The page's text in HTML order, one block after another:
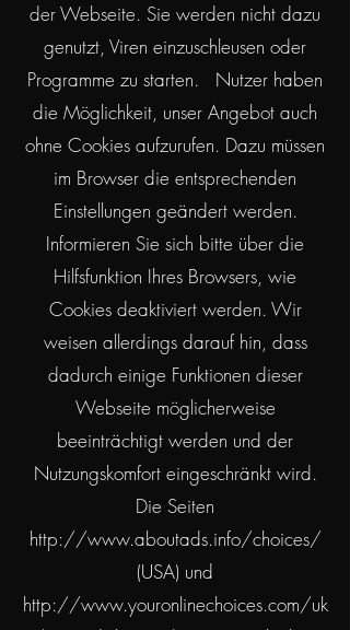
der Webseite. Sie werden nicht dazu
genutzt, Viren einzuschleusen oder
Programme zu starten. Nutzer haben
die Möglichkeit, unser Angebot auch
ohne Cookies aufzurufen. Dazu müssen
im Browser die entsprechenden
Einstellungen geändert werden.
Informieren Sie sich bitte über die
Hilfsfunktion Ihres Browsers, wie
Cookies deaktiviert werden. Wir
weisen allerdings darauf hin, dass
dadurch einige Funktionen dieser
Webseite möglicherweise
beeinträchtigt werden und der
Nutzungskomfort eingeschränkt wird.
Die Seiten
http://www.aboutads.info/choices/
(USA) und
http://www.youronlinechoices.com/uk